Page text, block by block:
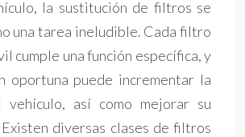
la sustitución de filtros se
una tarea ineludible. Cada filtro
cumple una función específica, y
oportuna puede incrementar la
así como mejorar su
diversas clases de filtros